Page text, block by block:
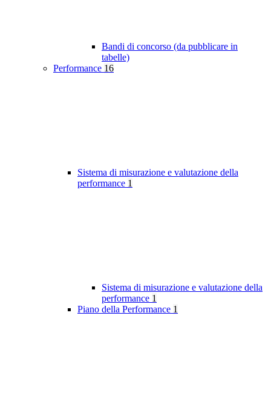
Bandi di concorso (da pubblicare in
tabelle)
Performance 16
Sistema di misurazione e valutazione della
performance 1
Sistema di misurazione e valutazione della
performance 1
Piano della Performance 1